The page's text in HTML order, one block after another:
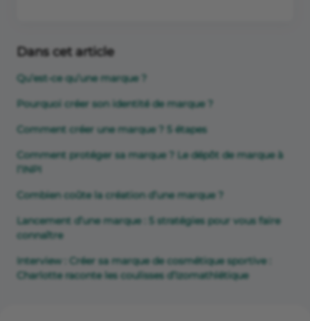
Dans cet article
Qu’est-ce qu’une marque ?
Pourquoi créer son identité de marque ?
Comment créer une marque ? 5 étapes
Comment protéger sa marque ? Le dépôt de marque à
l’INPI
Combien coûte la création d’une marque ?
Lancement d’une marque : 5 stratégies pour vous faire
connaître
Interview : Créer sa marque de cosmétique sportive :
Charlotte raconte les coulisses d’Izomathlétique